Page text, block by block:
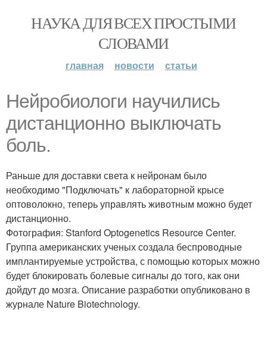
НАУКА ДЛЯ ВСЕХ ПРОСТЫМИ
СЛОВАМИ
главная новости статьи
Нейробиологи научились
дистанционно выключать
боль.
Раньше для доставки света к нейронам было
необходимо "Подключать" к лабораторной крысе
оптоволокно, теперь управлять животным можно будет
дистанционно.
Фотография: Stanford Optogenetics Resource Center.
Группа американских ученых создала беспроводные
имплантируемые устройства, с помощью которых можно
будет блокировать болевые сигналы до того, как они
дойдут до мозга. Описание разработки опубликовано в
журнале Nature Biotechnology.